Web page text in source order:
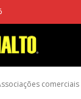
comerciais